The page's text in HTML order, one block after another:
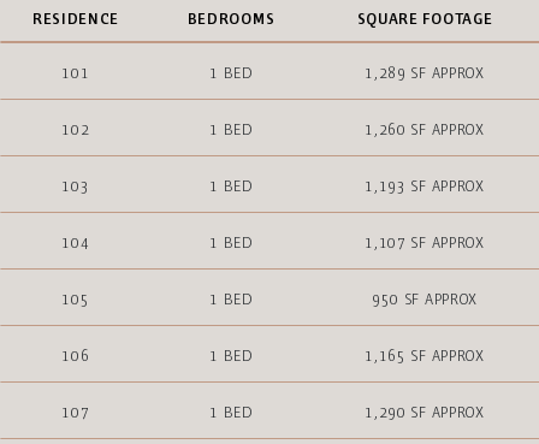
RESIDENCE BEDROOMS SQUARE FOOTAGE
101 1 BED 1,289 SF APPROX
102 1 BED 1,260 SF APPROX
103 1 BED 1,193 SF APPROX
104 1 BED 1,107 SF APPROX
105 1 BED 950 SF APPROX
106 1 BED 1,165 SF APPROX
107 1 BED 1,290 SF APPROX